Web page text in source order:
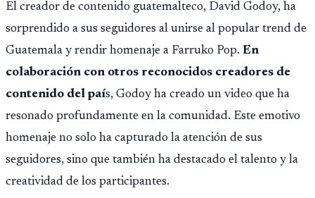
El creador de contenido guatemalteco, David Godoy, ha
sorprendido a sus seguidores al unirse al popular trend de
Guatemala y rendir homenaje a Farruko Pop. En
colaboración con otros reconocidos creadores de
contenido del país, Godoy ha creado un video que ha
resonado profundamente en la comunidad. Este emotivo
homenaje no solo ha capturado la atención de sus
seguidores, sino que también ha destacado el talento y la
creatividad de los participantes.